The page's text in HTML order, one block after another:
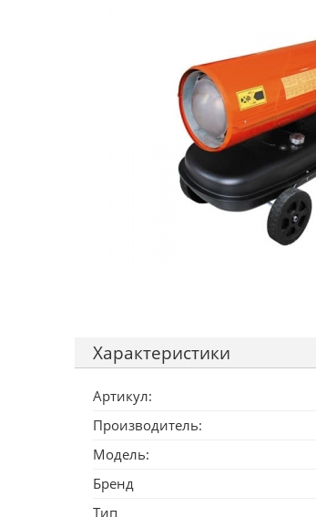
Характеристики
Артикул:
Производитель:
Модель:
Бренд
Тип